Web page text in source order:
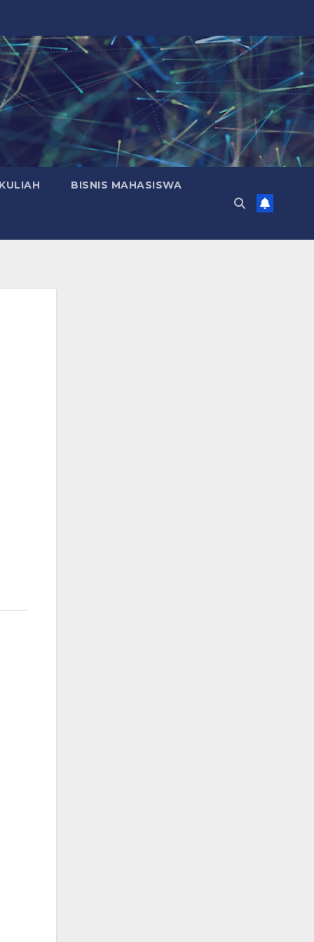
BISNIS MAHASISWA